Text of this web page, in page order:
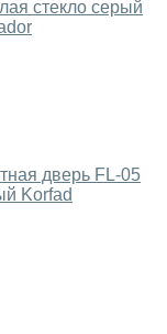
стекло серый
дверь FL-05
Korfad